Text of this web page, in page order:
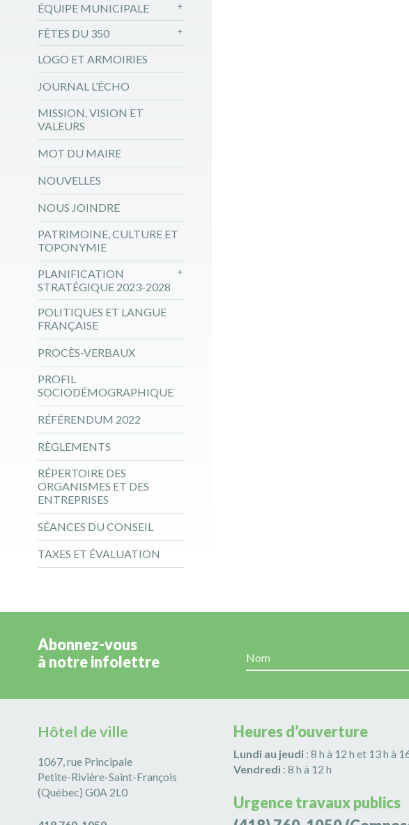
ÉQUIPE MUNICIPALE
FÊTES DU 350
LOGO ET ARMOIRIES
JOURNAL L’ÉCHO
MISSION, VISION ET
VALEURS
MOT DU MAIRE
NOUVELLES
NOUS JOINDRE
PATRIMOINE, CULTURE ET
TOPONYMIE
PLANIFICATION
STRATÉGIQUE 2023-2028
POLITIQUES ET LANGUE
FRANÇAISE
PROCÈS-VERBAUX
PROFIL
SOCIODÉMOGRAPHIQUE
RÉFÉRENDUM 2022
RÈGLEMENTS
RÉPERTOIRE DES
ORGANISMES ET DES
ENTREPRISES
SÉANCES DU CONSEIL
TAXES ET ÉVALUATION
Abonnez-vous
à notre infolettre
Hôtel de ville
1067, rue Principale
Petite-Rivière-Saint-François
(Québec) G0A 2L0
Heures d’ouverture
Lundi au jeudi: 8 h à 12 h et 13 h à
Vendredi : 8 h à 12 h
Urgence travaux publics